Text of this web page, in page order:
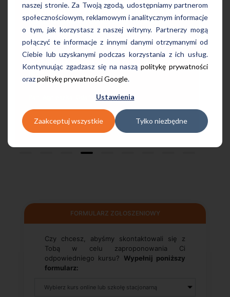
naszej stronie. Za Twoją zgodą, udostępniamy partnerom
społecznościowym, reklamowym i analitycznym informacje
o tym, jak korzystasz z naszej witryny. Partnerzy mogą
połączyć te informacje z innymi danymi otrzymanymi od
Ciebie lub uzyskanymi podczas korzystania z ich usług.
Kontynuując zgadzasz się na nasząpolitykę prywatności
orazpolitykę prywatności Google.
Ustawienia
Zaakceptuj wszystkie Tylko niezbędne
mi się
w obcym
Uczę się w tej szkole od 4 lat i jestem
bardzo zadowolona. Zajęcia z
wygodna, nowoczesna szkoła
w dogodnej lokalizacji, bo tuż przy
wyjściu z metra, mili pracownicy,
bardzo konkurencyjna cena kursu i
najlepsza Pani manager, która służy
pomocą w każdej chwili! Polecam!
Pani Małgrzata, Warszawa Metro Świętokrzyska
FORMULARZ ZGŁOSZENIOWY
Czy chcesz, abyśmy skontaktowali się z
Tobą w celu zaproponowania Ci
odpowiedniego kursu? Wypełnij poniższy
formularz: